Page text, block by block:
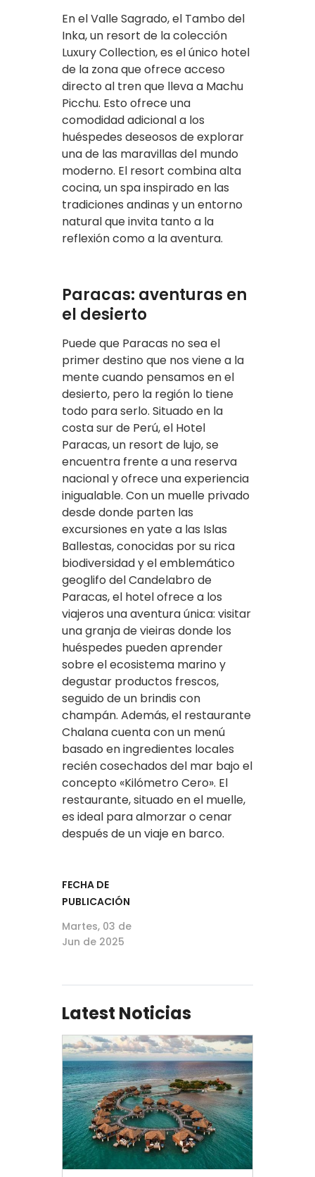
En el Valle Sagrado, el Tambo del
Inka, un resort de la colección
Luxury Collection, es el único hotel
de la zona que ofrece acceso
directo al tren que lleva a Machu
Picchu. Esto ofrece una
comodidad adicional a los
huéspedes deseosos de explorar
una de las maravillas del mundo
moderno. El resort combina alta
cocina, un spa inspirado en las
tradiciones andinas y un entorno
natural que invita tanto a la
reflexión como a la aventura.
Paracas: aventuras en
el desierto
Puede que Paracas no sea el
primer destino que nos viene a la
mente cuando pensamos en el
desierto, pero la región lo tiene
todo para serlo. Situado en la
costa sur de Perú, el Hotel
Paracas, un resort de lujo, se
encuentra frente a una reserva
nacional y ofrece una experiencia
inigualable. Con un muelle privado
desde donde parten las
excursiones en yate a las Islas
Ballestas, conocidas por su rica
biodiversidad y el emblemático
geoglifo del Candelabro de
Paracas, el hotel ofrece a los
viajeros una aventura única: visitar
una granja de vieiras donde los
huéspedes pueden aprender
sobre el ecosistema marino y
degustar productos frescos,
seguido de un brindis con
champán. Además, el restaurante
Chalana cuenta con un menú
basado en ingredientes locales
recién cosechados del mar bajo el
concepto «Kilómetro Cero». El
restaurante, situado en el muelle,
es ideal para almorzar o cenar
después de un viaje en barco.
FECHA DE
PUBLICACIÓN
Martes, 03 de
Jun de 2025
Latest Noticias